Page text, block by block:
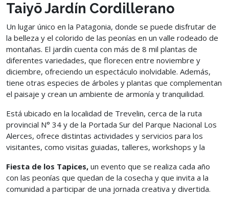
Taiyō Jardín Cordillerano
Un lugar único en la Patagonia, donde se puede disfrutar de
la belleza y el colorido de las peonías en un valle rodeado de
montañas. El jardín cuenta con más de 8 mil plantas de
diferentes variedades, que florecen entre noviembre y
diciembre, ofreciendo un espectáculo inolvidable. Además,
tiene otras especies de árboles y plantas que complementan
el paisaje y crean un ambiente de armonía y tranquilidad.
Está ubicado en la localidad de Trevelin, cerca de la ruta
provincial N° 34 y de la Portada Sur del Parque Nacional Los
Alerces, ofrece distintas actividades y servicios para los
visitantes, como visitas guiadas, talleres, workshops y la
Fiesta de los Tapices, un evento que se realiza cada año
con las peonías que quedan de la cosecha y que invita a la
comunidad a participar de una jornada creativa y divertida.